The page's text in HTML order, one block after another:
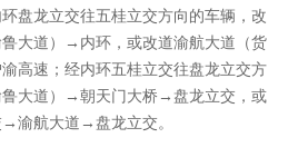
环盘龙立交往五桂立交方向的车辆，改
大道）→内环，或改道渝航大道（货
高速；经内环五桂立交往盘龙立交方
鲁大道）→朝天门大桥→盘龙立交，或
渝航大道→盘龙立交。